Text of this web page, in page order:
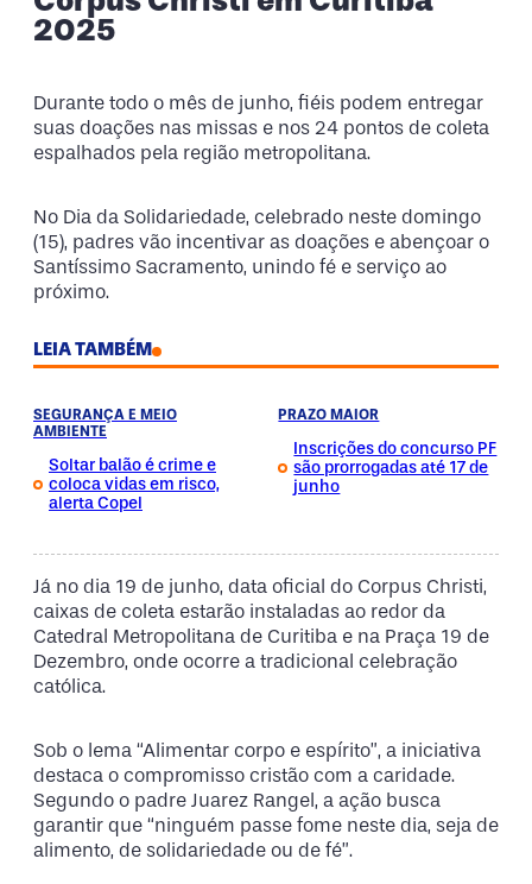
2025
Durante todo o mês de junho, fiéis podem entregar
suas doações nas missas e nos 24 pontos de coleta
espalhados pela região metropolitana.
No Dia da Solidariedade, celebrado neste domingo
(15), padres vão incentivar as doações e abençoar o
Santíssimo Sacramento, unindo fé e serviço ao
próximo.
LEIA TAMBÉM
SEGURANÇA E MEIO
AMBIENTE
Soltar balão é crime e
coloca vidas em risco,
alerta Copel
PRAZO MAIOR
Inscrições do concurso PF
são prorrogadas até 17 de
junho
Já no dia 19 de junho, data oficial do Corpus Christi,
caixas de coleta estarão instaladas ao redor da
Catedral Metropolitana de Curitiba e na Praça 19 de
Dezembro, onde ocorre a tradicional celebração
católica.
Sob o lema “Alimentar corpo e espírito”, a iniciativa
destaca o compromisso cristão com a caridade.
Segundo o padre Juarez Rangel, a ação busca
garantir que “ninguém passe fome neste dia, seja de
alimento, de solidariedade ou de fé”.